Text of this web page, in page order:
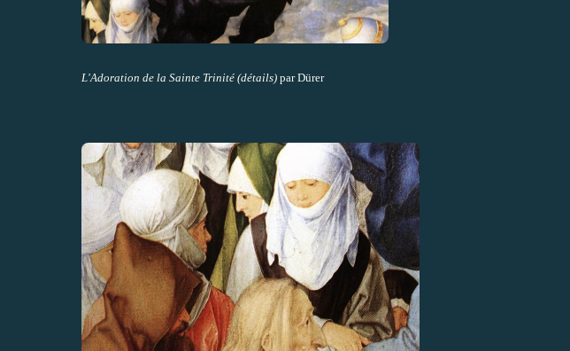
L'Adoration de la Sainte Trinité (détails) par Dürer